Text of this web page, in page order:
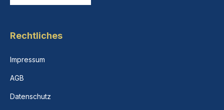
Rechtliches
Impressum
AGB
Datenschutz